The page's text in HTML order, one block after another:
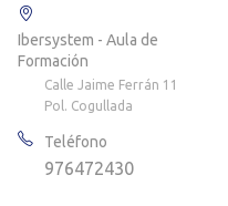
Ibersystem - Aula de
Formación
Calle Jaime Ferrán 11
Pol. Cogullada
Teléfono
976472430